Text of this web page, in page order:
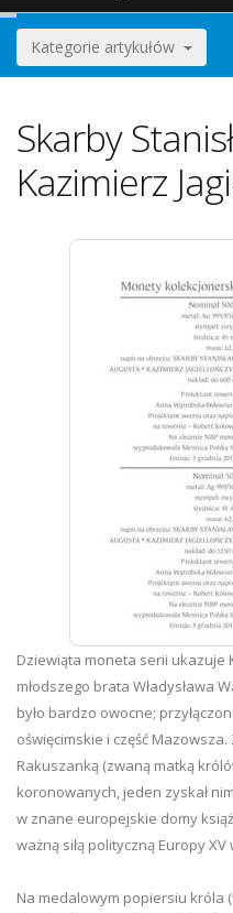
Kategorie artykułów
Skarby
Kazimierz
Dziewiąta moneta serii ukazuje
młodszego brata Władysława
było bardzo owocne;
oświęcimskie i część
Rakuszanką (zwaną matką
koronowanych, jeden zyskał
w znane europejskie domy
ważną siłą polityczną Europy XV
Na medalowym popiersiu króla